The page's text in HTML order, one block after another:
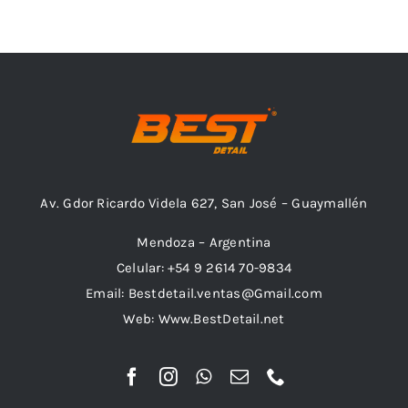
Av. Gdor Ricardo Videla 627, San José – Guaymallén
Mendoza – Argentina
Celular: +54 9 2614 70-9834
Email: Bestdetail.ventas@Gmail.com
Web: Www.BestDetail.net